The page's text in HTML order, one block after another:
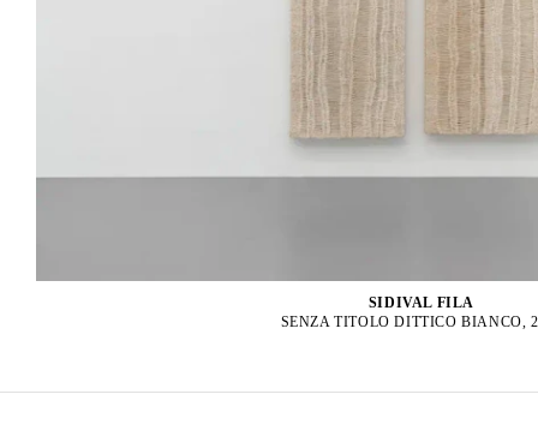
SIDIVAL FILA
SENZA TITOLO DITTICO BIANCO,